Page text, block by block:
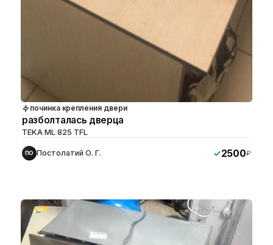
починка крепления двери
разболталась дверца
TEKA ML 825 TFL
ПО Постолатий О. Г. 2500₽